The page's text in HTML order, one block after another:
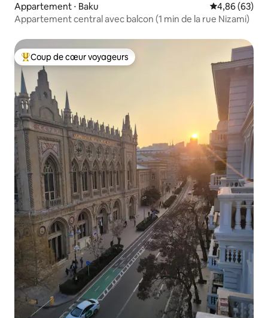
Appartement ⋅ Baku Évaluation
4,86 (63)
Appartement central avec balcon (1 min de la rue Nizami)
Coups de cœur voyageurs les plus appréciés
Coup de cœur voyageurs